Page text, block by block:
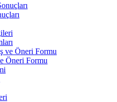
ve Öneri Formu
Öneri Formu